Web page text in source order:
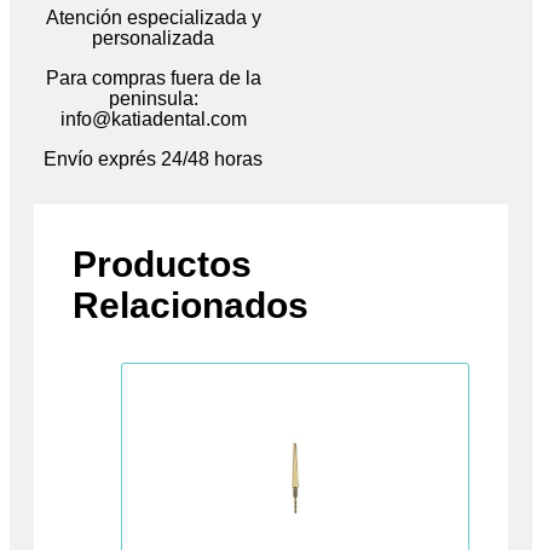
Atención especializada y
personalizada
Para compras fuera de la
peninsula:
info@katiadental.com
Envío exprés 24/48 horas
Productos
Relacionados